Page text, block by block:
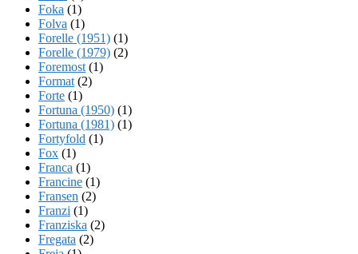
Foka (1)
Folva (1)
Forelle (1951) (1)
Forelle (1979) (2)
Foremost (1)
Format (2)
Forte (1)
Fortuna (1950) (1)
Fortuna (1981) (1)
Fortyfold (1)
Fox (1)
Franca (1)
Francine (1)
Fransen (2)
Franzi (1)
Franziska (2)
Fregata (2)